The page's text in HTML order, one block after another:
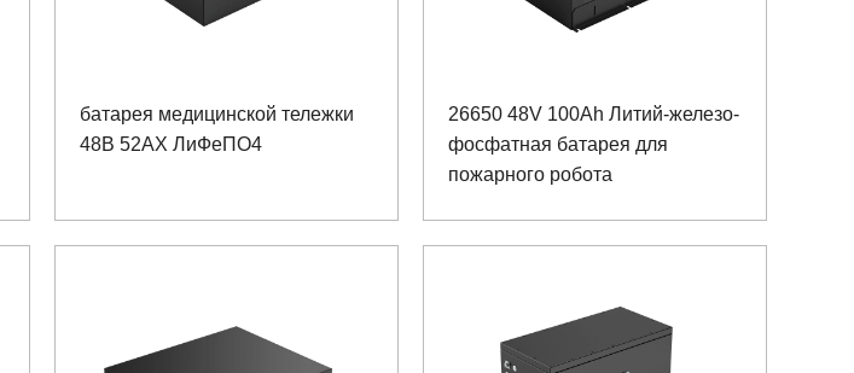
батарея медицинской тележки
48В 52АХ ЛиФеПО4
26650 48V 100Ah Литий-железо-
фосфатная батарея для
пожарного робота